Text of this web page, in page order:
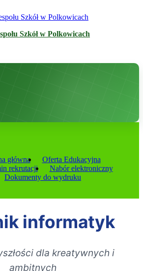
Szkół w Polkowicach
główna
Oferta Edukacyjna
rekrutacji
Nabór elektroniczny
Dokumenty do wydruku
informatyk
dla kreatywnych i
ambitnych